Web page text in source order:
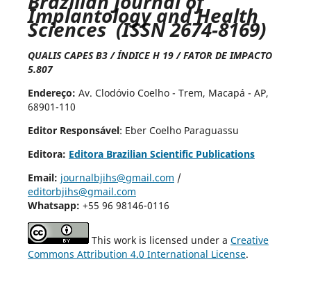
Implantology and Health
Sciences (ISSN 2674-8169)
QUALIS CAPES B3 / ÍNDICE H 19 / FATOR DE IMPACTO
5.807
Endereço: Av. Clodóvio Coelho - Trem, Macapá - AP,
68901-110
Editor Responsável: Eber Coelho Paraguassu
Editora: Editora Brazilian Scientific Publications
Email: journalbjihs@gmail.com /
editorbjihs@gmail.com
Whatsapp: +55 96 98146-0116
This work is licensed under a Creative
Commons Attribution 4.0 International License.